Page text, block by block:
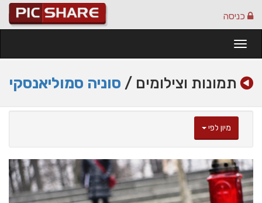
כניסה
תמונות וצילומים / סוניה סמוליאנסקי
מיון לפי